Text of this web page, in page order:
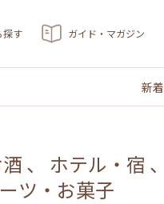
探す ガイド・マガジン
新着
、 ホテル・宿 、
ツ・お菓子